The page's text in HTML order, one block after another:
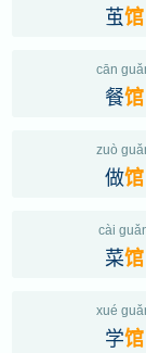
茧馆
cān
餐馆
zuò
做馆
cài
菜馆
xué
学馆